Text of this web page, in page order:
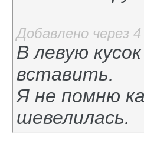
Добавлено через
В левую
вставить.
Я не помню
шевелилась.